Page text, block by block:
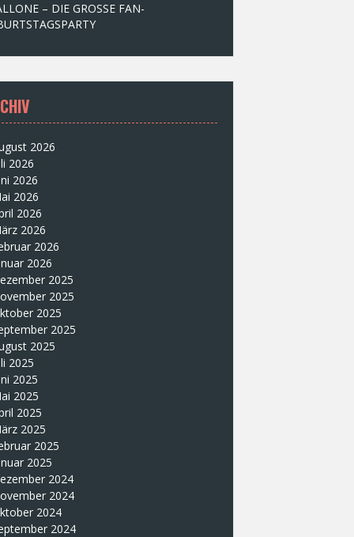
– DIE GROSSE FAN-
2026
2026
2026
2026
2026
2026
2026
2026
2025
2025
2025
2025
2025
2025
2025
2025
2025
2025
2025
2025
2024
2024
2024
2024